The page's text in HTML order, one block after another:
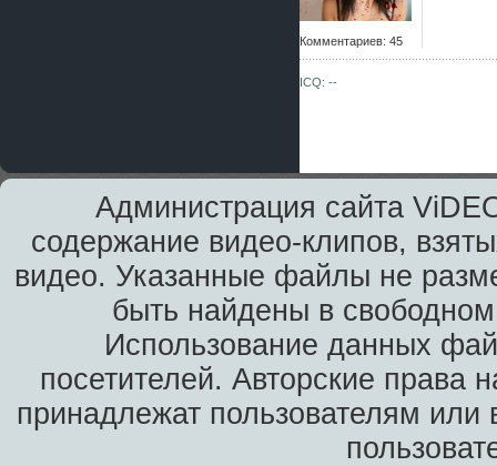
Комментариев: 45
ICQ: --
Администрация сайта
содержание видео-клипов,
видео. Указанные файлы не
быть найдены в
Использование данных
посетителей. Авторские права
принадлежат пользователям или